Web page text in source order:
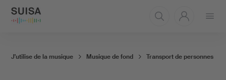
le
J'utilise de la musique Musique de fond Transport de personnes